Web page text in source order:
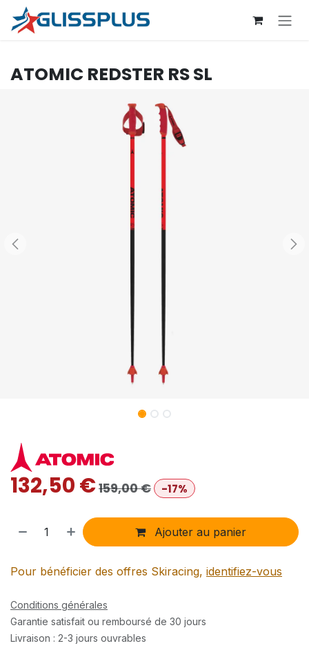
Se rendre au contenu
ATOMIC REDSTER RS SL
132,50€159,00€ -17%
Ajouter au panier
Pour bénéficier des offres Skiracing, identifiez-vous
Conditions générales
Garantie satisfait ou remboursé de 30 jours
Livraison : 2-3 jours ouvrables